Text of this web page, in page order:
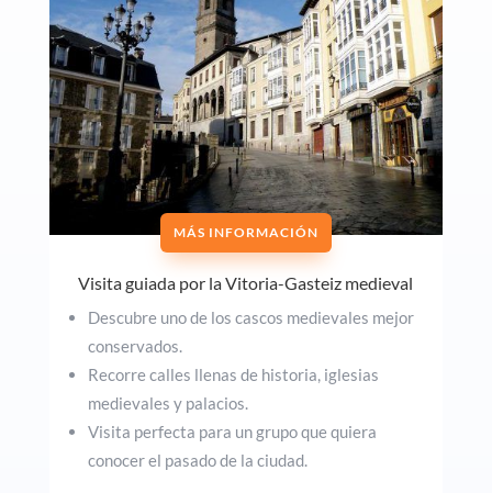
MÁS INFORMACIÓN
Visita guiada por la Vitoria-Gasteiz medieval
Descubre uno de los cascos medievales mejor
conservados.
Recorre calles llenas de historia, iglesias
medievales y palacios.
Visita perfecta para un grupo que quiera
conocer el pasado de la ciudad.